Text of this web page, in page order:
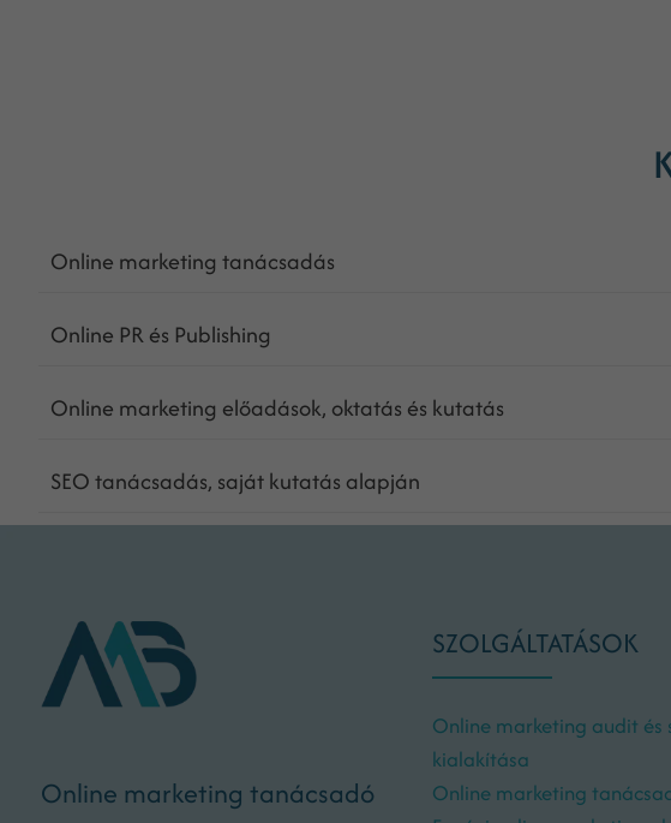
Online marketing tanácsadás
Online PR és Publishing
Online marketing előadások, oktatás és kutatás
SEO tanácsadás, saját kutatás alapján
Online marketing tanácsadó
SZOLGÁLTATÁSOK
Online marketing audit
kialakítása
Online marketing